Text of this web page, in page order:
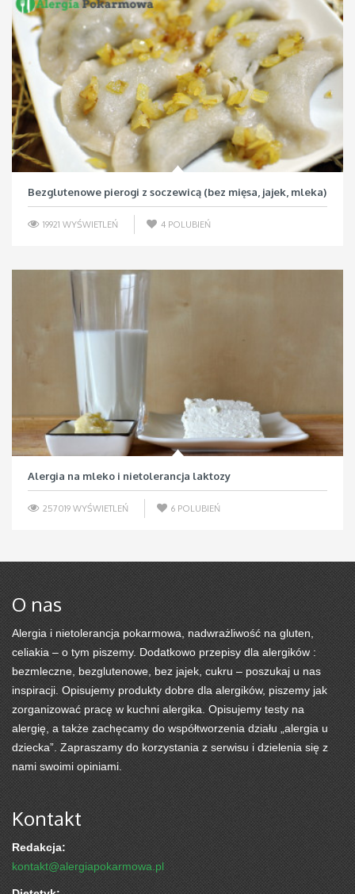
Bezglutenowe pierogi z soczewicą (bez mięsa, jajek, mleka)
19921 WYŚWIETLEŃ 4 POLUBIEŃ
Alergia na mleko i nietolerancja laktozy
257019 WYŚWIETLEŃ 6 POLUBIEŃ
O nas
Alergia i nietolerancja pokarmowa, nadwrażliwość na gluten,
celiakia – o tym piszemy. Dodatkowo przepisy dla alergików :
bezmleczne, bezglutenowe, bez jajek, cukru – poszukaj u nas
inspiracji. Opisujemy produkty dobre dla alergików, piszemy jak
zorganizować pracę w kuchni alergika. Opisujemy testy na
alergię, a także zachęcamy do współtworzenia działu „alergia u
dziecka”. Zapraszamy do korzystania z serwisu i dzielenia się z
nami swoimi opiniami.
Kontakt
Redakcja:
kontakt@alergiapokarmowa.pl